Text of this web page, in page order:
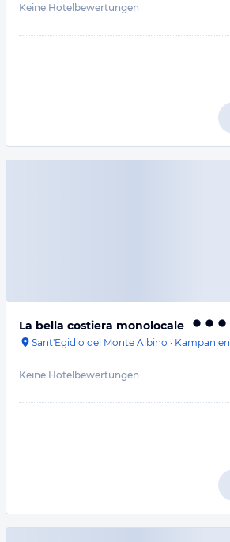
Keine Hotelbewertungen
La bella costiera monolocale
Sant'Egidio del Monte Albino · Kampanien
Keine Hotelbewertungen